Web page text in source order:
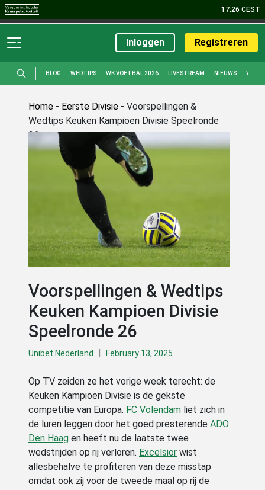
17:26 CEST
Sport Promoties
Inloggen Registreren
BLOG WEDTIPS WK VOETBAL 2026 LIVESTREAM NIEUWS
Home - Eerste Divisie - Voorspellingen &
Wedtips Keuken Kampioen Divisie Speelronde
26
Voorspellingen & Wedtips
Keuken Kampioen Divisie
Speelronde 26
Unibet Nederland February 13, 2025
Op TV zeiden ze het vorige week terecht: de
Keuken Kampioen Divisie is de gekste
competitie van Europa. FC Volendam liet zich in
de luren leggen door het goed presterende ADO
Den Haag en heeft nu de laatste twee
wedstrijden op rij verloren. Excelsior wist
allesbehalve te profiteren van deze misstap
omdat ook zij voor de tweede maal op rij de